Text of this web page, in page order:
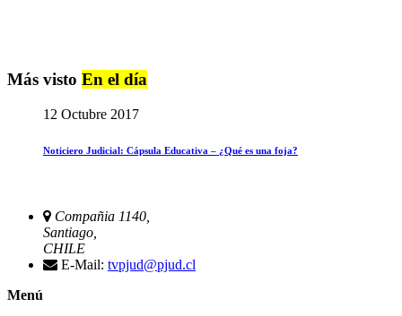
Más visto En el día
12 Octubre 2017
Noticiero Judicial: Cápsula Educativa – ¿Qué es una foja?
Compañia 1140,
Santiago,
CHILE
E-Mail: tvpjud@pjud.cl
Menú